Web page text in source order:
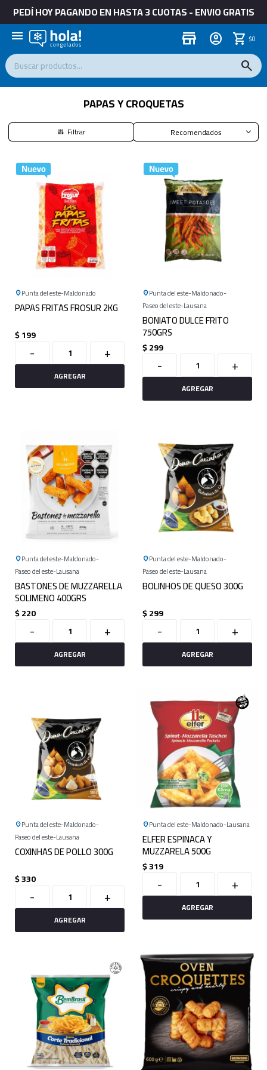
PEDÍ HOY PAGANDO EN HASTA 3 CUOTAS - ENVIO GRATIS
menu store $0
PAPAS Y CROQUETAS
Recomendados
Punta del este Maldonado
PAPAS FRITAS FROSUR 2KG
$199
- +
Punta del este Maldonado
Paseo del este Lausana
BONIATO DULCE FRITO
750GRS
$299
- +
Punta del este Maldonado
Paseo del este Lausana
BASTONES DE MUZZARELLA
SOLIMENO 400GRS
$220
- +
Punta del este Maldonado
Paseo del este Lausana
BOLINHOS DE QUESO 300G
$299
- +
Punta del este Maldonado
Paseo del este Lausana
COXINHAS DE POLLO 300G
$330
- +
Punta del este Maldonado Lausana
ELFER ESPINACA Y
MUZZARELA 500G
$319
- +